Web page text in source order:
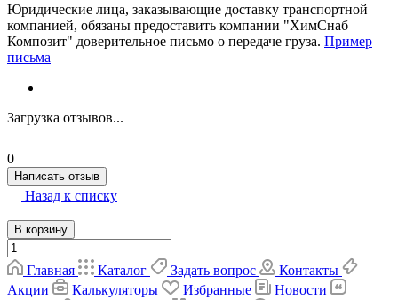
Юридические лица, заказывающие доставку транспортной
компанией, обязаны предоставить компании "ХимСнаб
Композит" доверительное письмо о передаче груза. Пример
письма
Загрузка отзывов...
0
Написать отзыв
Назад к списку
В корзину
Главная Каталог Задать вопрос
Контакты
Акции
Калькуляторы Избранные
Новости